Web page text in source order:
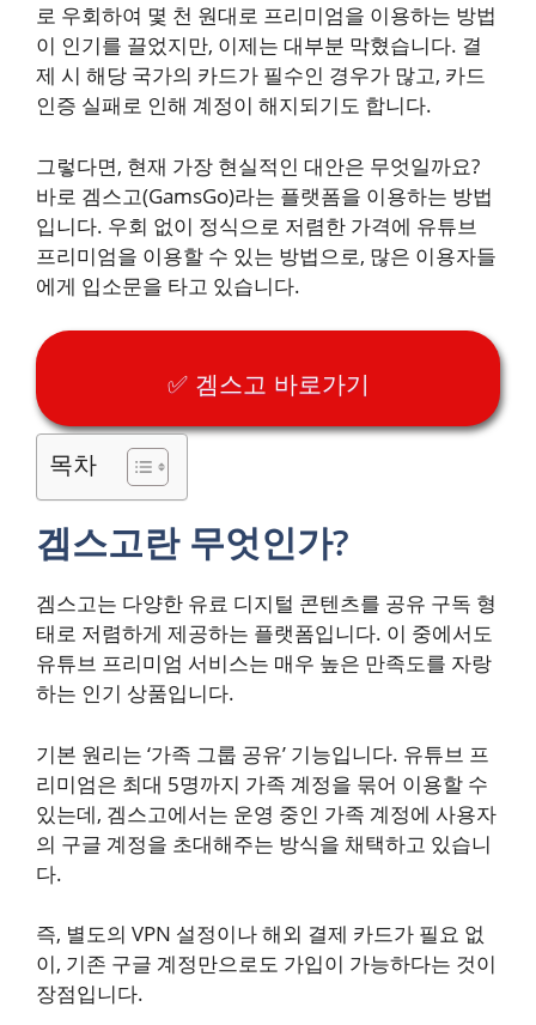
로 우회하여 몇 천 원대로 프리미엄을 이용하는 방법
이 인기를 끌었지만, 이제는 대부분 막혔습니다. 결
제 시 해당 국가의 카드가 필수인 경우가 많고, 카드
인증 실패로 인해 계정이 해지되기도 합니다.
그렇다면, 현재 가장 현실적인 대안은 무엇일까요?
바로 겜스고(GamsGo)라는 플랫폼을 이용하는 방법
입니다. 우회 없이 정식으로 저렴한 가격에 유튜브
프리미엄을 이용할 수 있는 방법으로, 많은 이용자들
에게 입소문을 타고 있습니다.
✅ 겜스고 바로가기
목차
겜스고란 무엇인가?
겜스고는 다양한 유료 디지털 콘텐츠를 공유 구독 형
태로 저렴하게 제공하는 플랫폼입니다. 이 중에서도
유튜브 프리미엄 서비스는 매우 높은 만족도를 자랑
하는 인기 상품입니다.
기본 원리는 ‘가족 그룹 공유’ 기능입니다. 유튜브 프
리미엄은 최대 5명까지 가족 계정을 묶어 이용할 수
있는데, 겜스고에서는 운영 중인 가족 계정에 사용자
의 구글 계정을 초대해주는 방식을 채택하고 있습니
다.
즉, 별도의 VPN 설정이나 해외 결제 카드가 필요 없
이, 기존 구글 계정만으로도 가입이 가능하다는 것이
장점입니다.